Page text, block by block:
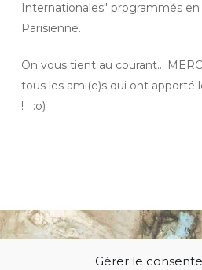
Gérer le
Internationales" programmés
Parisienne.
On vous tient au courant…
tous les ami(e)s qui ont apporté
! :o)
© 2021 Thierry Hodiamont.